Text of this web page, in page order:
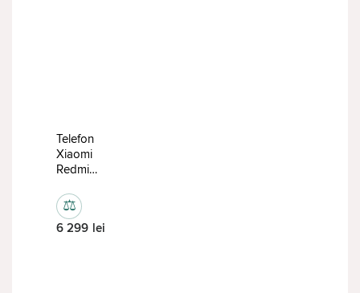
Telefon
Xiaomi
Redmi
Pro
8/512GB
Glacier
6 299 lei
⚖